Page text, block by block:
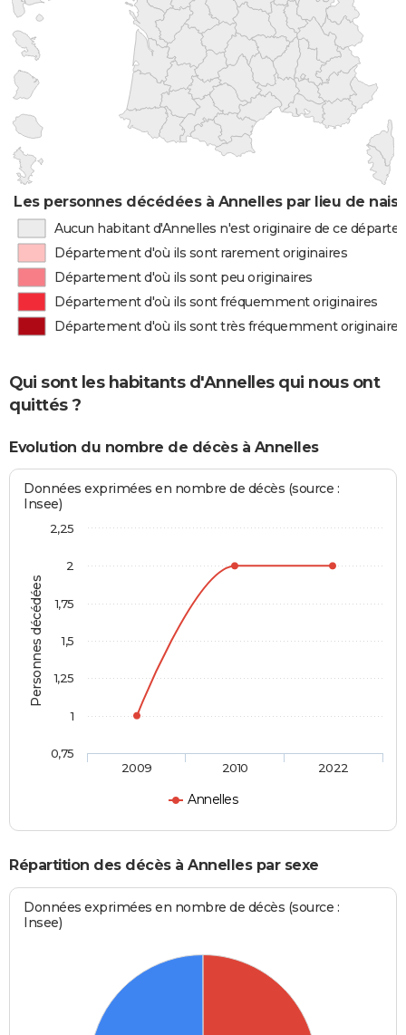
Les personnes décédées à Annelles par lieu de
Aucun habitant d'Annelles n'est originaire de ce
Département d'où ils sont rarement originaires
Département d'où ils sont peu originaires
Département d'où ils sont fréquemment originaires
Département d'où ils sont très fréquemment originaires
Qui sont les habitants d'Annelles qui nous ont
quittés ?
Evolution du nombre de décès à Annelles
Personnes décédées
Données exprimées en nombre de décès (source :
Insee)
Annelles
2009 2010 2022
0,75
1
1,25
1,5
1,75
2
2,25
Répartition des décès à Annelles par sexe
Données exprimées en nombre de décès (source :
Insee)